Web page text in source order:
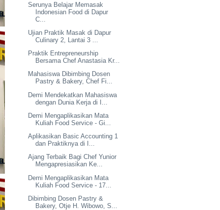
Serunya Belajar Memasak
Indonesian Food di Dapur
C...
Ujian Praktik Masak di Dapur
Culinary 2, Lantai 3 ...
Praktik Entrepreneurship
Bersama Chef Anastasia Kr...
Mahasiswa Dibimbing Dosen
Pastry & Bakery, Chef Fi...
Demi Mendekatkan Mahasiswa
dengan Dunia Kerja di I...
Demi Mengaplikasikan Mata
Kuliah Food Service - Gi...
Aplikasikan Basic Accounting 1
dan Praktiknya di I...
Ajang Terbaik Bagi Chef Yunior
Mengapresiasikan Ke...
Demi Mengaplikasikan Mata
Kuliah Food Service - 17...
Dibimbing Dosen Pastry &
Bakery, Otje H. Wibowo, S...